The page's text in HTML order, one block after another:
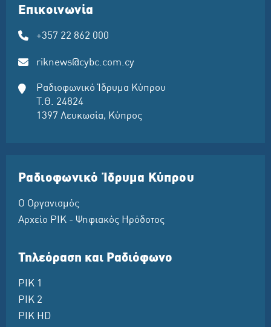
Επικοινωνία
+357 22 862 000
riknews@cybc.com.cy
Ραδιοφωνικό Ίδρυμα Κύπρου
Τ.Θ. 24824
1397 Λευκωσία, Κύπρος
Ραδιοφωνικό Ίδρυμα Κύπρου
Ο Οργανισμός
Αρχείο ΡΙΚ - Ψηφιακός Ηρόδοτος
Τηλεόραση και Ραδιόφωνο
ΡΙΚ 1
ΡΙΚ 2
ΡΙΚ HD